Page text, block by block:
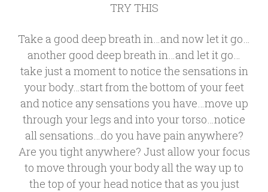
TRY THIS
Take a good deep breath in…and now let it go…
another good deep breath in…and let it go…
take just a moment to notice the sensations in
your body…start from the bottom of your feet
and notice any sensations you have…move up
through your legs and into your torso…notice
all sensations…do you have pain anywhere?
Are you tight anywhere? Just allow your focus
to move through your body all the way up to
the top of your head notice that as you just